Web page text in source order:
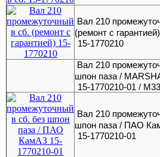
Вал 210
(ремонт с гарантией)
15-1770210
Вал 210
шпон паза /
15-1770210-01 /
Вал 210
шпон паза / ПАО
15-1770210-01